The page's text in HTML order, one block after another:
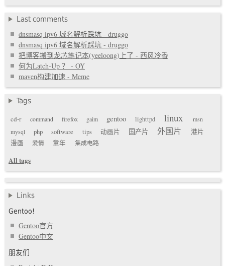
Last comments
dnsmasq ipv6 域名解析踩坑 - druggo
dnsmasq ipv6 域名解析踩坑 - druggo
把博客搬到龙芯笔记本(yeeloong)上了 - 西风冷香
何为Latch-Up ？ - OY
maven构建加速 - Meme
Tags
cd-r
command firefox gaim gentoo lighttpd linux
msn
mysql
php software tips 动画片 国产片 外国片
港片
漫画
爱情 童年 集成电路
All tags
Links
Gentoo!
Gentoo官方
Gentoo中文
朋友们